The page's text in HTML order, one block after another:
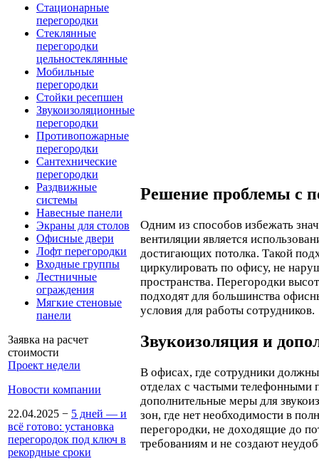
Стационарные
перегородки
Стеклянные
перегородки
цельностеклянные
Мобильные
перегородки
Стойки ресепшен
Звукоизоляционные
перегородки
Противопожарные
перегородки
Сантехнические
перегородки
Раздвижные
системы
Навесные панели
Экраны для столов
Офисные двери
Лофт перегородки
Входные группы
Лестничные
ограждения
Мягкие стеновые
панели
Заявка на расчет
стоимости
Проект недели
Новости компании
22.04.2025 − 5 дней — и
всё готово: установка
перегородок под ключ в
рекордные сроки
Решение проблемы с
Одним из способов избежать
вентиляции является
достигающих потолка. Такой
циркулировать по офису, не
пространства. Перегородки
подходят для большинства
условия для работы сотрудников.
Звукоизоляция и
В офисах, где сотрудники
отделах с частыми телефонными
дополнительные меры для
зон, где нет необходимости в
перегородки, не доходящие до
требованиям и не создают